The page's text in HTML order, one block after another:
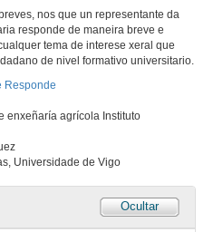
nos que un representante da
responde de maneira breve e
tema de interese xeral que
de nivel formativo universitario.
Responde
enxeñaría agrícola Instituto
Universidade de Vigo
Ocultar